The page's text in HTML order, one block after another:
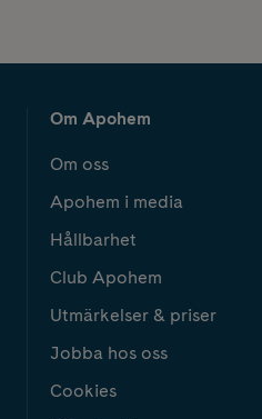
Om Apohem
Om oss
Apohem i media
Hållbarhet
Club Apohem
Utmärkelser & priser
Jobba hos oss
Cookies